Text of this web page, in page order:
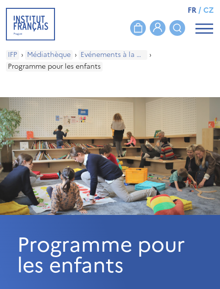
FR/CZ
IFP › Médiathèque › Evénements à la médiathèque
›
Programme pour les enfants
Programme pour
les enfants